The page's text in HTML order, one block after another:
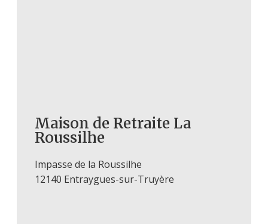
Maison de Retraite La
Roussilhe
Impasse de la Roussilhe
12140 Entraygues-sur-Truyère